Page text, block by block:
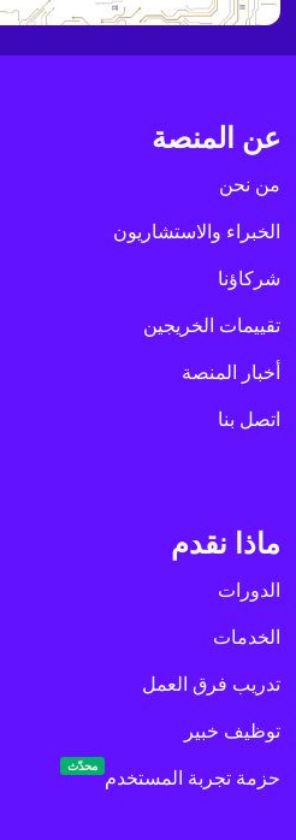
عن المنصة
من نحن
الخبراء والاستشاريون
شركاؤنا
تقييمات الخريجين
أخبار المنصة
اتصل بنا
ماذا نقدم
الدورات
الخدمات
تدريب فرق العمل
توظيف خبير
حزمة تجربة المستخدم
محدّث